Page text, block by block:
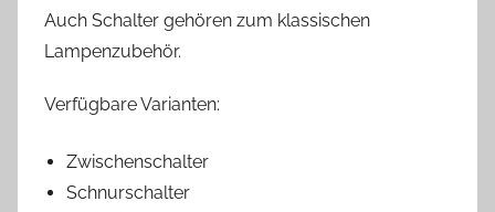
Auch Schalter gehören zum klassischen
Lampenzubehör.
Verfügbare Varianten:
Zwischenschalter
Schnurschalter